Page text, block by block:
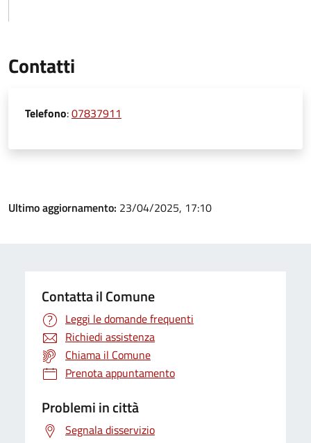
Contatti
Telefono:07837911
Ultimo aggiornamento: 23/04/2025, 17:10
Contatta il Comune
Leggi le domande frequenti
Richiedi assistenza
Chiama il Comune
Prenota appuntamento
Problemi in città
Segnala disservizio